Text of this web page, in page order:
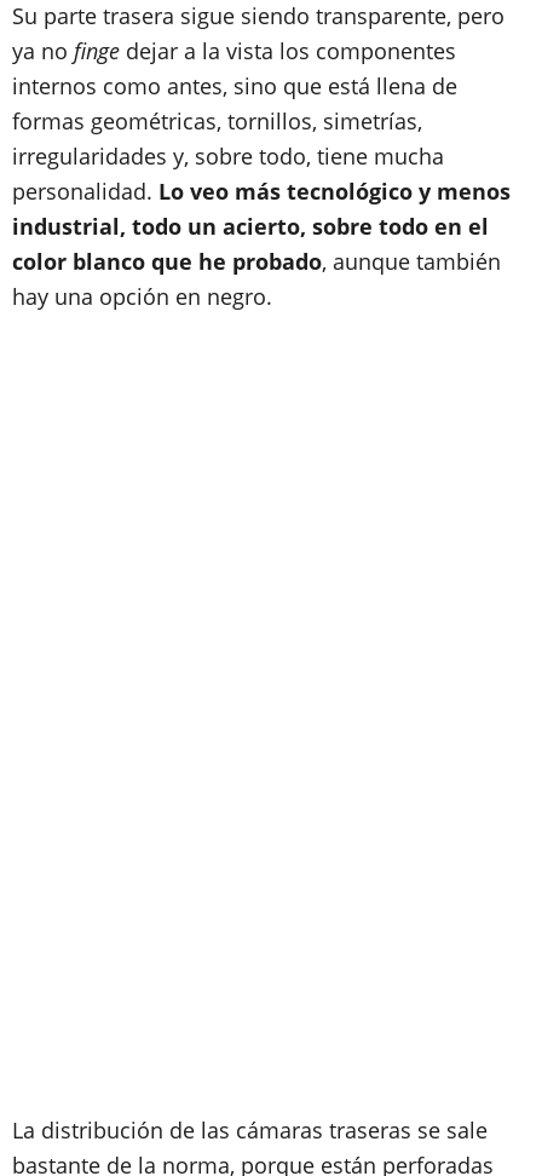
Su parte trasera sigue siendo transparente, pero
ya no finge dejar a la vista los componentes
internos como antes, sino que está llena de
formas geométricas, tornillos, simetrías,
irregularidades y, sobre todo, tiene mucha
personalidad. Lo veo más tecnológico y menos
industrial, todo un acierto, sobre todo en el
color blanco que he probado, aunque también
hay una opción en negro.
La distribución de las cámaras traseras se sale
bastante de la norma, porque están perforadas